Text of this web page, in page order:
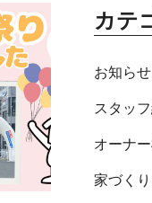
カテ
お知ら
スタッ
オーナ
家づく